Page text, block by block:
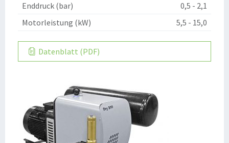
Enddruck (bar)
0,5 - 2,1
Motorleistung (kW)
5,5 - 15,0
Datenblatt (PDF)